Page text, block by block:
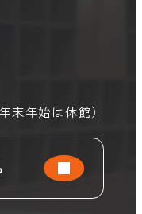
末年始は休館）